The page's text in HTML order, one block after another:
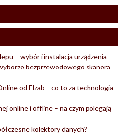
– wybór i instalacja urządzenia
bezprzewodowego skanera
od Elzab – co to za technologia
online i offline – na czym polegają
kolektory danych?